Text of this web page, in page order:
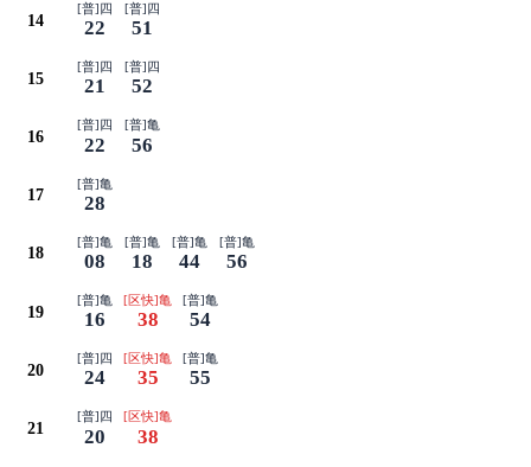
14
[普]四
22
[普]四
51
15
[普]四
21
[普]四
52
16
[普]四
22
[普]亀
56
17
[普]亀
28
18
[普]亀
08
[普]亀
18
[普]亀
44
[普]亀
56
19
[普]亀
16
[区快]亀
38
[普]亀
54
20
[普]四
24
[区快]亀
35
[普]亀
55
21
[普]四
20
[区快]亀
38